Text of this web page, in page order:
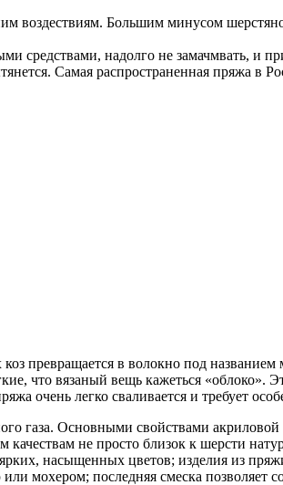
воздествиям. Большим минусом
надолго не замачмвать, и
Самая распространенная пряжа в
превращается в волокно под названием
что вязаный вещь кажеться «облоко».
очень легко сваливается и требует
газа. Основными свойствами
не просто близок к шерсти
насыщенных цветов; изделия из
мохером; последняя смеска позволяет